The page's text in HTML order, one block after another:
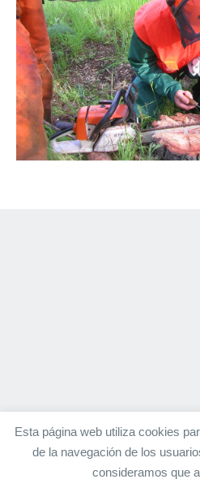
Esta página web utiliza cookies
de la navegación de los
consideramos que